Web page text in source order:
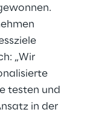
„Wir
testen und
in der